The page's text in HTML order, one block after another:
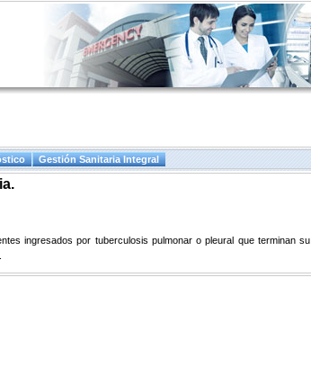
ingresados por tuberculosis pulmonar o pleural que terminan su
Gestión Sanitaria Integral